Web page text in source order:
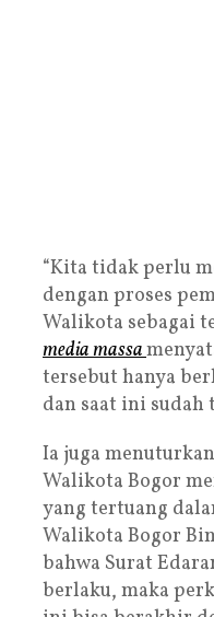
“Kita tidak perlu
dengan proses
Walikota sebagai
media massa
tersebut hanya
dan saat ini
Ia juga
Walikota Bogor
yang tertuang
Walikota Bogor
bahwa Surat
berlaku, maka